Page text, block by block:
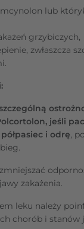
lub
grzybiczych,
zwłaszcza
jeśli
i odrę,
zakażenia.
leku należy
chorób i stanów